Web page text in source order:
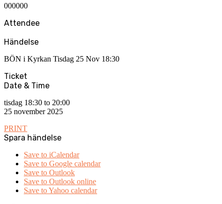
000000
Attendee
Händelse
BÖN i Kyrkan Tisdag 25 Nov 18:30
Ticket
Date & Time
tisdag 18:30 to 20:00
25 november 2025
PRINT
Spara händelse
Save to iCalendar
Save to Google calendar
Save to Outlook
Save to Outlook online
Save to Yahoo calendar